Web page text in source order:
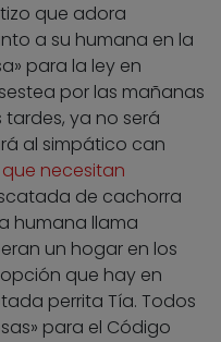
que adora
a su humana en la
para la ley en
por las mañanas
ya no será
al simpático can
necesitan
de cachorra
humana llama
un hogar en los
que hay en
perrita Tía. Todos
para el Código